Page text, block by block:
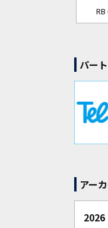
RB
パー
アー
2026